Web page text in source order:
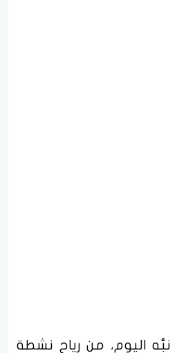
نبَّه اليوم، من رياحٍ نشطة